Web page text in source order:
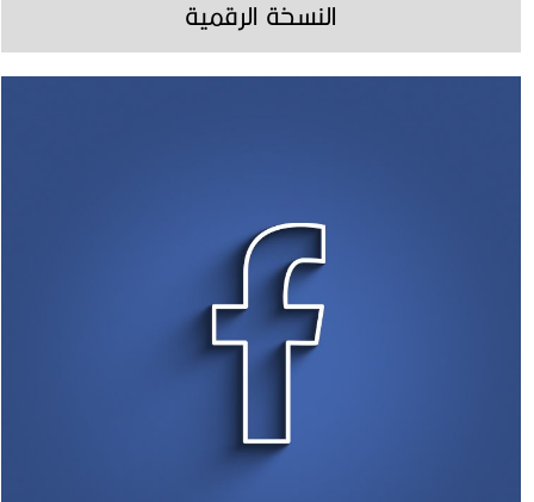
النسخة الرقمية